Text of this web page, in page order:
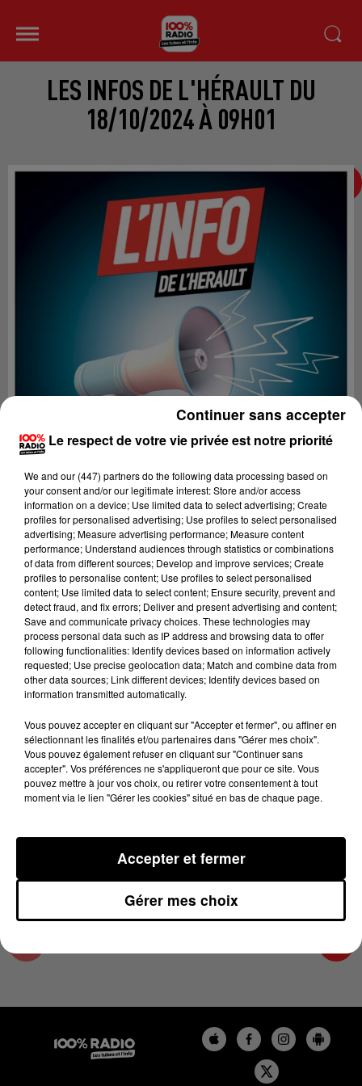
LES INFOS DE L'HÉRAULT DU
18/10/2024 À 09H01
Lecture (4 min 19 sec)
100%
100% Radio les infos de l'Hérault
18 octobre 2024 - 4 min 19 sec
LES INFOS DE L'HÉRAULT DU 18/10/2024 À
09H01
Podcasts infos de l'Hérault
Le respect de votre vie privée est notre priorité
We and our (447) partnersdo the following data processing based on
your consent and/or our legitimate interest: Store and/or access
information on a device; Use limited data to select advertising; Create
profiles for personalised advertising; Use profiles to select personalised
advertising; Measure advertising performance; Measure content
performance; Understand audiences through statistics or combinations
of data from different sources; Develop and improve services; Create
profiles to personalise content; Use profiles to select personalised
content; Use limited data to select content; Ensure security, prevent and
detect fraud, and fix errors; Deliver and present advertising and content;
Save and communicate privacy choices. These technologies may
process personal data such as IP address and browsing data to offer
following functionalities: Identify devices based on information actively
requested; Use precise geolocation data; Match and combine data from
other data sources; Link different devices; Identify devices based on
information transmitted automatically.
Vous pouvez accepter en cliquant sur "Accepter et fermer", ou affiner en
sélectionnant les finalités et/ou partenaires dans "Gérer mes choix".
Vous pouvez également refuser en cliquant sur "Continuer sans
accepter". Vos préférences ne s'appliqueront que pour ce site. Vous
pouvez mettre à jour vos choix, ou retirer votre consentement à tout
moment via le lien "Gérer les cookies" situé en bas de chaque page.
Gérer mes choix
Accepter et fermer
Continuer sans accepter